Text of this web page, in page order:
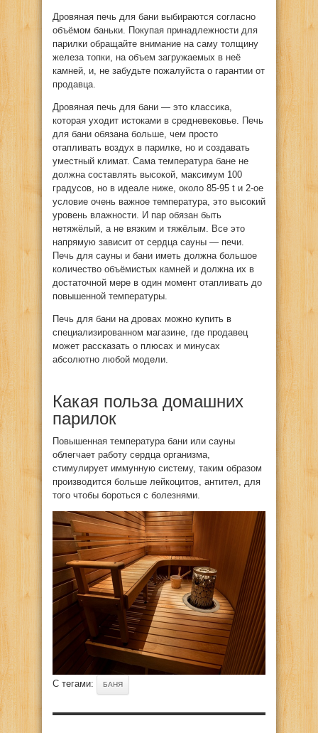
Дровяная печь для бани выбираются согласно
объёмом баньки. Покупая принадлежности для
парилки обращайте внимание на саму толщину
железа топки, на объем загружаемых в неё
камней, и, не забудьте пожалуйста о гарантии от
продавца.
Дровяная печь для бани — это классика,
которая уходит истоками в средневековье. Печь
для бани обязана больше, чем просто
отапливать воздух в парилке, но и создавать
уместный климат. Сама температура бане не
должна составлять высокой, максимум 100
градусов, но в идеале ниже, около 85-95 t и 2-ое
условие очень важное температура, это высокий
уровень влажности. И пар обязан быть
нетяжёлый, а не вязким и тяжёлым. Все это
напрямую зависит от сердца сауны — печи.
Печь для сауны и бани иметь должна большое
количество объёмистых камней и должна их в
достаточной мере в один момент отапливать до
повышенной температуры.
Печь для бани на дровах можно купить в
специализированном магазине, где продавец
может рассказать о плюсах и минусах
абсолютно любой модели.
Какая польза домашних
парилок
Повышенная температура бани или сауны
облегчает работу сердца организма,
стимулирует иммунную систему, таким образом
производится больше лейкоцитов, антител, для
того чтобы бороться с болезнями.
С тегами: БАНЯ